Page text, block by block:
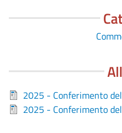
2025 - Conferimento
2025 - Conferimento